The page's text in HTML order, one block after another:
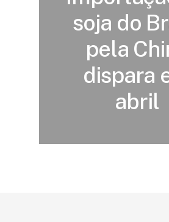
soja do
pela
dispara
abril